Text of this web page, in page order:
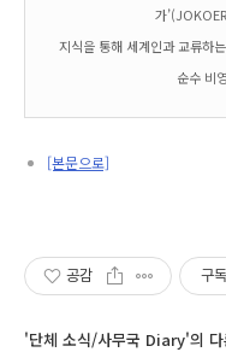
가
지식을 통해 세계인과 교류하
순수 비
[본문으로]
공감 구
'단체 소식/사무국 Diary'의 다